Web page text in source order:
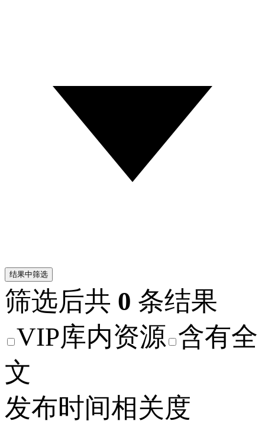
结果中筛选
筛选后共 0 条结果
VIP库内资源 含有全
文
发布时间相关度